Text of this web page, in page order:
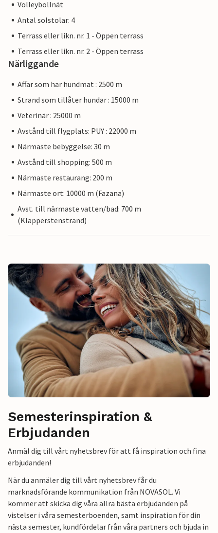
Volleybollnät
Antal solstolar: 4
Terrass eller likn. nr. 1 - Öppen terrass
Terrass eller likn. nr. 2 - Öppen terrass
Närliggande
Affär som har hundmat : 2500 m
Strand som tillåter hundar : 15000 m
Veterinär : 25000 m
Avstånd till flygplats: PUY : 22000 m
Närmaste bebyggelse: 30 m
Avstånd till shopping: 500 m
Närmaste restaurang: 200 m
Närmaste ort: 10000 m (Fazana)
Avst. till närmaste vatten/bad: 700 m
(Klapperstenstrand)
Semesterinspiration &
Erbjudanden
Anmäl dig till vårt nyhetsbrev för att få inspiration och fina
erbjudanden!
När du anmäler dig till vårt nyhetsbrev får du
marknadsförande kommunikation från NOVASOL. Vi
kommer att skicka dig våra allra bästa erbjudanden på
vistelser i våra semesterboenden, samt inspiration för din
nästa semester, kundfördelar från våra partners och bjuda in